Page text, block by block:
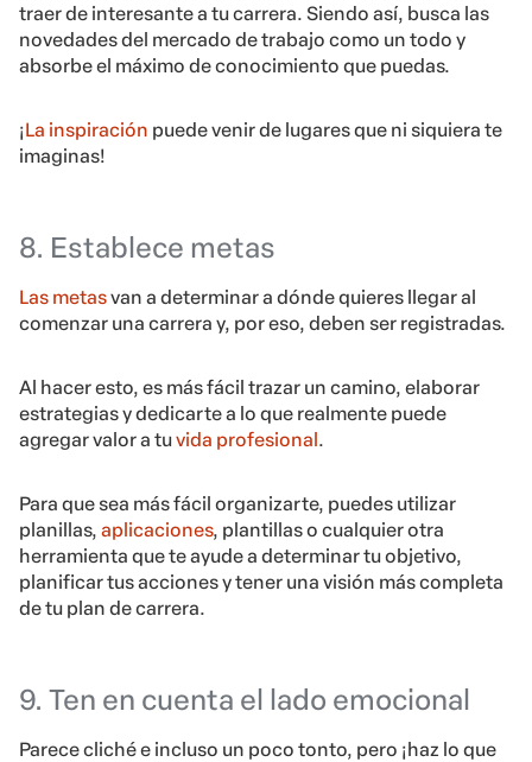
traer de interesante a tu carrera. Siendo así, busca las
novedades del mercado de trabajo como un todo y
absorbe el máximo de conocimiento que puedas.
¡La inspiración puede venir de lugares que ni siquiera te
imaginas!
8. Establece metas
Las metasvan a determinar a dónde quieres llegar al
comenzar una carrera y, por eso, deben ser registradas.
Al hacer esto, es más fácil trazar un camino, elaborar
estrategias y dedicarte a lo que realmente puede
agregar valor a tuvida profesional.
Para que sea más fácil organizarte, puedes utilizar
planillas, aplicaciones, plantillas o cualquier otra
herramienta que te ayude a determinar tu objetivo,
planificar tus acciones y tener una visión más completa
de tu plan de carrera.
9. Ten en cuenta el lado emocional
Parece cliché e incluso un poco tonto, pero ¡haz lo que